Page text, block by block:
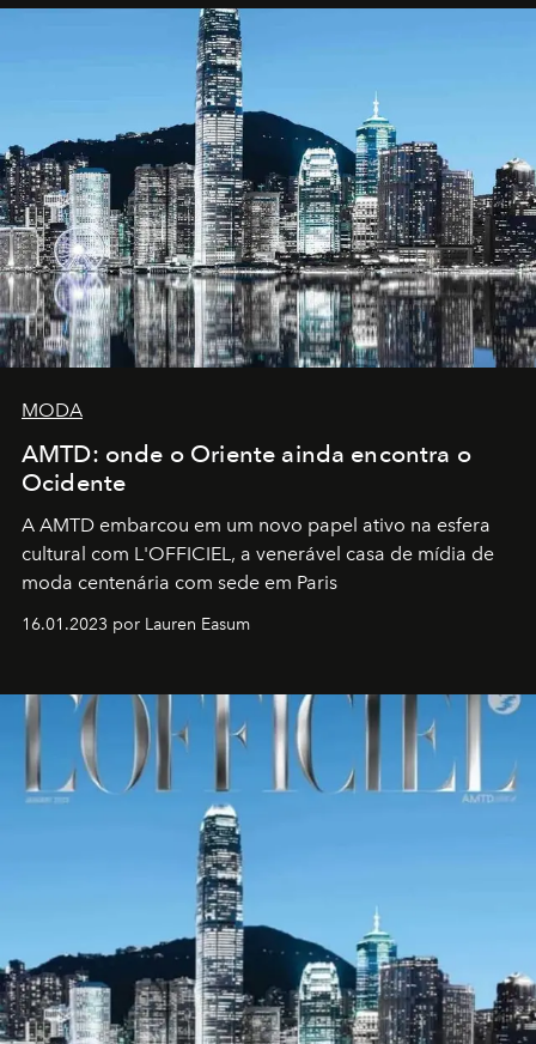
MODA
AMTD: onde o Oriente ainda encontra o
Ocidente
A AMTD embarcou em um novo papel ativo na esfera
cultural com L'OFFICIEL, a venerável casa de mídia de
moda centenária com sede em Paris
16.01.2023 por Lauren Easum